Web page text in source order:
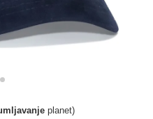
planet)